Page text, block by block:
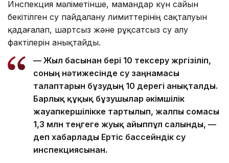
Инспекция мәліметінше, мамандар күн сайын
бекітілген су пайдалану лимиттерінің сақталуын
қадағалап, шартсыз және рұқсатсыз су алу
фактілерін анықтайды.
— Жыл басынан бері 10 тексеру жүргізіліп,
соның нәтижесінде су заңнамасы
талаптарын бұзудың 10 дерегі анықталды.
Барлық құқық бұзушылар әкімшілік
жауапкершілікке тартылып, жалпы сомасы
1,3 млн теңгеге жуық айыппұл салынды, —
деп хабарлады Ертіс бассейндік су
инспекциясынан.